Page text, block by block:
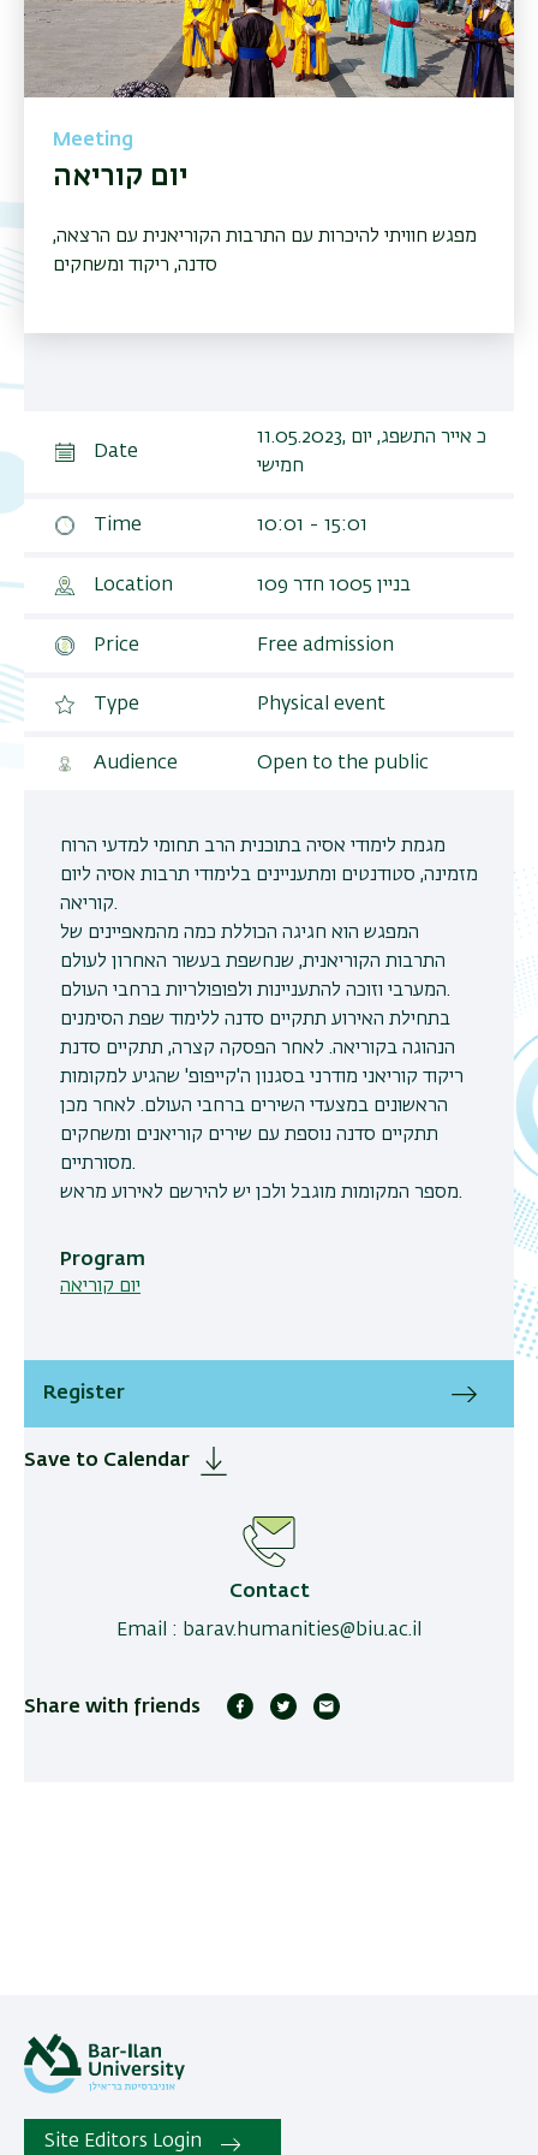
Meeting
יום קוריאה
מפגש חוויתי להיכרות עם התרבות הקוריאנית עם הרצאה,
סדנה, ריקוד ומשחקים
Date
11.05.2023, כ אייר התשפג, יום
חמישי
Time 10:01 - 15:01
Location בניין 1005 חדר 109
Price Free admission
Type Physical event
Audience Open to the public
מגמת לימודי אסיה בתוכנית הרב תחומי למדעי הרוח
מזמינה, סטודנטים ומתעניינים בלימודי תרבות אסיה ליום
קוריאה.
המפגש הוא חגיגה הכוללת כמה מהמאפיינים של
התרבות הקוריאנית, שנחשפת בעשור האחרון לעולם
המערבי וזוכה להתעניינות ולפופולריות ברחבי העולם.
בתחילת האירוע תתקיים סדנה ללימוד שפת הסימנים
הנהוגה בקוריאה. לאחר הפסקה קצרה, תתקיים סדנת
ריקוד קוריאני מודרני בסגנון ה'קייפופ' שהגיע למקומות
הראשונים במצעדי השירים ברחבי העולם. לאחר מכן
תתקיים סדנה נוספת עם שירים קוריאנים ומשחקים
מסורתיים.
מספר המקומות מוגבל ולכן יש להירשם לאירוע מראש.
Program
יום קוריאה
Register
Save to Calendar
Contact
email
: barav.humanities@biu.ac.il
Share with friends
Site Editors Login